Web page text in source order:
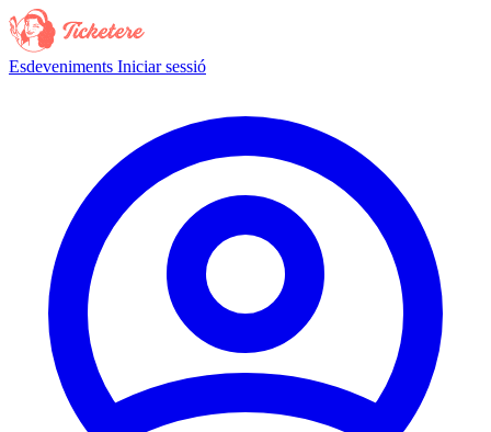
Esdeveniments Iniciar sessió